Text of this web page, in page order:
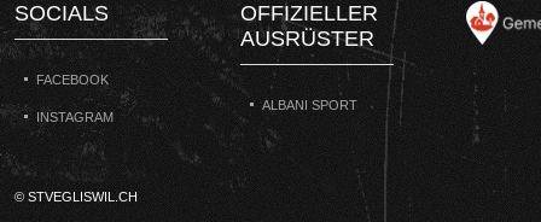
SOCIALS
FACEBOOK
INSTAGRAM
OFFIZIELLER
AUSRÜSTER
ALBANI SPORT
© STVEGLISWIL.CH